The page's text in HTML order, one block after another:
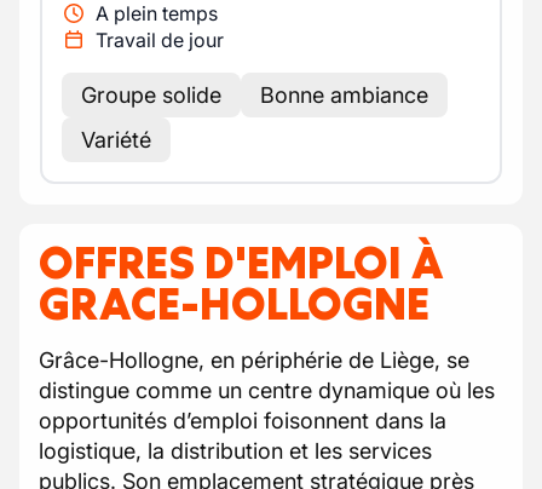
A plein temps
Travail de jour
Groupe solide
Bonne ambiance
Variété
OFFRES D'EMPLOI À
GRACE-HOLLOGNE
Grâce-Hollogne, en périphérie de Liège, se
distingue comme un centre dynamique où les
opportunités d’emploi foisonnent dans la
logistique, la distribution et les services
publics. Son emplacement stratégique près